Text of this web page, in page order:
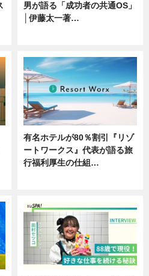
男が語る「成功者の共通OS」
│伊藤太一著…
有名ホテルが80％割引『リゾ
ートワークス』代表が語る旅
行福利厚生の仕組…